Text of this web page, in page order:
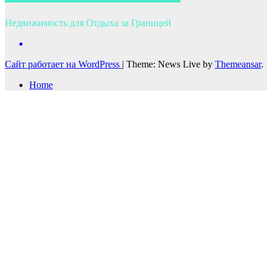
Недвижимость для Отдыха за Границей
Сайт работает на WordPress | Theme: News Live by Themeansar.
Home